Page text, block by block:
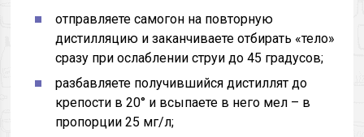
отправляете самогон на повторную
дистилляцию и заканчиваете отбирать «тело»
сразу при ослаблении струи до 45 градусов;
разбавляете получившийся дистиллят до
крепости в 20° и всыпаете в него мел – в
пропорции 25 мг/л;